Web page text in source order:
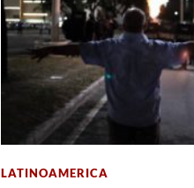
LATINOAMERICA